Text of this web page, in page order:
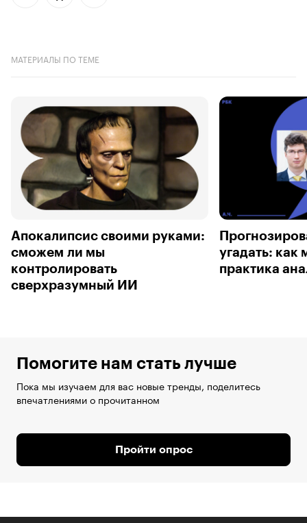
МАТЕРИАЛЫ ПО ТЕМЕ
Апокалипсис своими руками:
сможем ли мы
контролировать
сверхразумный ИИ
угадать: как
практика
Помогите нам стать лучше
Пока мы изучаем для вас новые тренды, поделитесь
впечатлениями о прочитанном
Пройти опрос